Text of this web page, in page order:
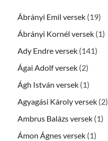
Ábrányi Emil versek (19)
Ábrányi Kornél versek (1)
Ady Endre versek (141)
Ágai Adolf versek (2)
Ágh István versek (1)
Agyagási Károly versek (2)
Ambrus Balázs versek (1)
Ámon Ágnes versek (1)